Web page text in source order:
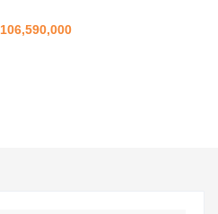
106,590,000 تومان